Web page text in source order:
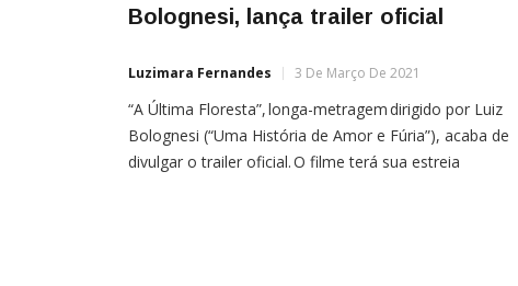
Bolognesi, lança trailer oficial
Luzimara Fernandes 3 De Março De 2021
“A Última Floresta”, longa-metragem dirigido por Luiz
Bolognesi (“Uma História de Amor e Fúria”), acaba de
divulgar o trailer oficial. O filme terá sua estreia